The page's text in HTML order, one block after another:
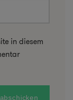
in diesem